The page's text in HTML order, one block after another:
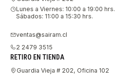
Lunes a Viernes: 10:00 a 19:00 hrs.
Sábados: 11:00 a 15:30 hrs.
ventas@sairam.cl
2 2479 3515
RETIRO EN TIENDA
Guardia Vieja # 202, Oficina 102